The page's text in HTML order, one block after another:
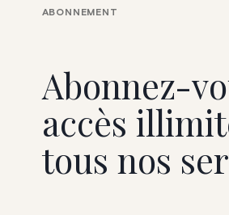
Abonnez-
accès
tous nos
ABONNEMENT